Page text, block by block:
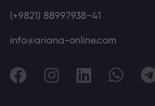
(+9821) 88997938~41
info@ariana-online.com